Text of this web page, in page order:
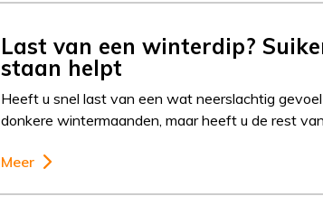
Last van een winterdip?
staan helpt
Heeft u snel last van een wat neerslachtig
donkere wintermaanden, maar heeft u de rest van
Meer